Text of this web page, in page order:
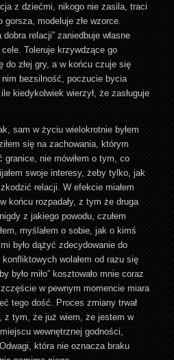
z dziećmi, nikogo nie zasila, traci
modeluje złe wzorce.
relacji” zaniedbuje własne
Toleruje krzywdzące go
do złej gry, a w końcu czuje się
bezsilność, poczucie bycia
kiedykolwiek wierzył, że zasługuje
sam w życiu wielokrotnie byłem
się na zachowania, którym
granice, nie mówiłem o tym, co
swoje interesy, żeby tylko, jak
relacji. W efekcie miałem
końcu rozpadały, z tym że druga
z jakiego powodu, czułem
myślałem o sobie, jak o kimś
było dążyć zdecydowanie do
wolałem od razu się
było miło” kosztowało mnie coraz
w pewnym momencie miara
tego dość. Proces zmiany trwał
z tym, że już wiem, że jestem w
wewnętrznej godności,
która nie oznacza braku